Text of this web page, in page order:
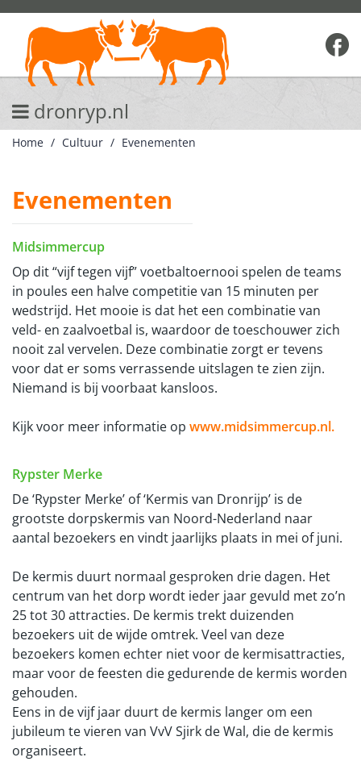
dronryp.nl
Home Cultuur Evenementen
Evenementen
Midsimmercup
Op dit “vijf tegen vijf” voetbaltoernooi spelen de teams
in poules een halve competitie van 15 minuten per
wedstrijd. Het mooie is dat het een combinatie van
veld- en zaalvoetbal is, waardoor de toeschouwer zich
nooit zal vervelen. Deze combinatie zorgt er tevens
voor dat er soms verrassende uitslagen te zien zijn.
Niemand is bij voorbaat kansloos.
Kijk voor meer informatie op www.midsimmercup.nl.
Rypster Merke
De ‘Rypster Merke’ of ‘Kermis van Dronrijp’ is de
grootste dorpskermis van Noord-Nederland naar
aantal bezoekers en vindt jaarlijks plaats in mei of juni.
De kermis duurt normaal gesproken drie dagen. Het
centrum van het dorp wordt ieder jaar gevuld met zo’n
25 tot 30 attracties. De kermis trekt duizenden
bezoekers uit de wijde omtrek. Veel van deze
bezoekers komen echter niet voor de kermisattracties,
maar voor de feesten die gedurende de kermis worden
gehouden.
Eens in de vijf jaar duurt de kermis langer om een
jubileum te vieren van VvV Sjirk de Wal, die de kermis
organiseert.